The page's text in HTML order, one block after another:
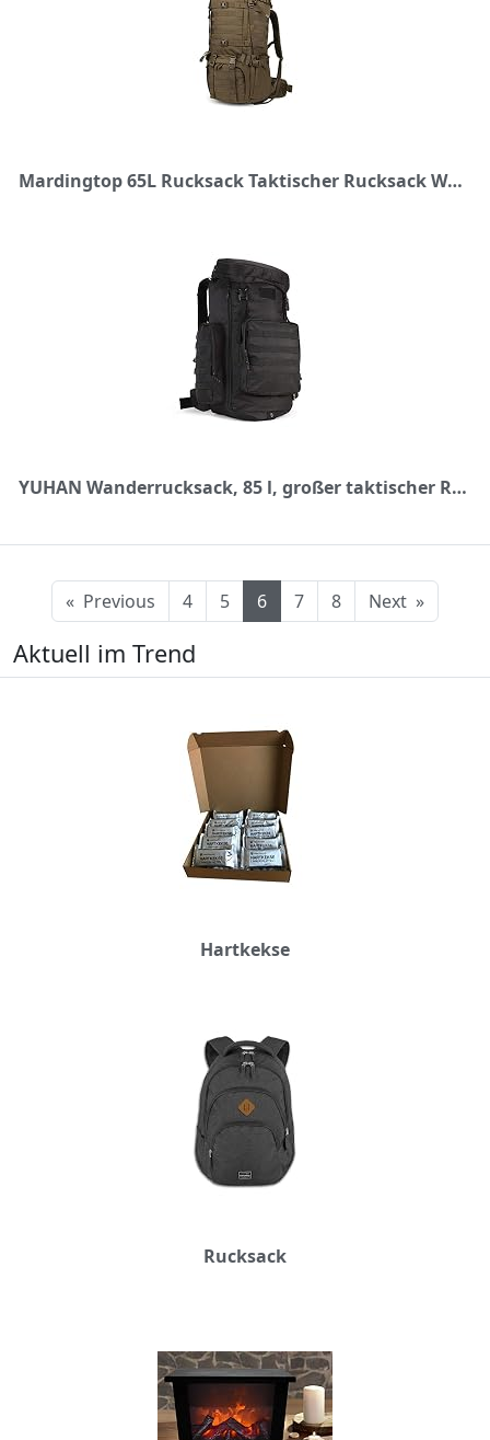
Mardingtop 65L Rucksack Taktischer Rucksack Wanderrucksack Trekkingrucksack YKK Zipper mit der großen Kapazität
YUHAN Wanderrucksack, 85 l, großer taktischer Rucksack, Militär-Armee-Kampf-Rucksack, Trekking-Rucksack, MOLLE-Rucksack
« Previous 4 5 6 7 8 Next »
Aktuell im Trend
Hartkekse
Rucksack